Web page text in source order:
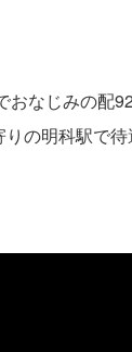
なじみの配
の明科駅で待